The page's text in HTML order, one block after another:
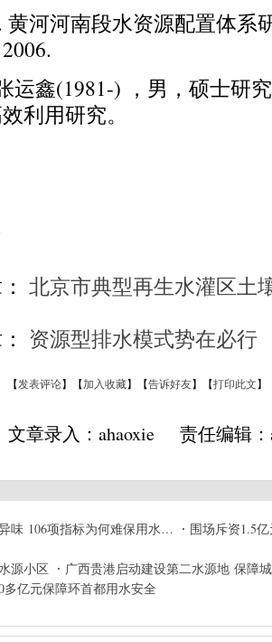
黄河河南段水资源配置体系
2006.
运鑫(1981-) ， 男 ， 硕士研
利用研究。
北京市典型再生水灌区土
资源型排水模式势在必行
【发表评论】【加入收藏】【告诉好友】【打印此文】
文章录入：ahaoxie 责任编辑
味 106项指标为何难保用水…
围场斥资1.5
源小区
广西贵港启动建设第二水源地 保障
多亿元保障环首都用水安全